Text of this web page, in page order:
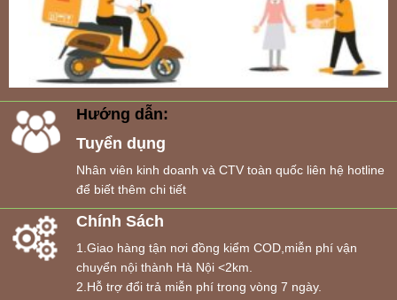
Hướng dẫn:
Tuyển dụng
Nhân viên kinh doanh và CTV toàn quốc liên hệ hotline
để biết thêm chi tiết
Chính Sách
1.Giao hàng tận nơi đồng kiểm COD,miễn phí vận
chuyển nội thành Hà Nội <2km.
2.Hỗ trợ đổi trả miễn phí trong vòng 7 ngày.